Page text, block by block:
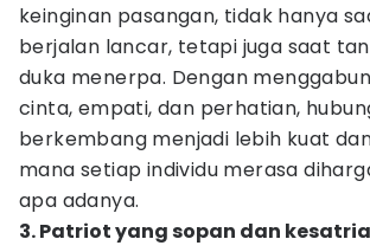
keinginan pasangan, tidak hanya
berjalan lancar, tetapi juga saat
duka menerpa. Dengan
cinta, empati, dan perhatian,
berkembang menjadi lebih kuat
mana setiap individu merasa
apa adanya.
3. Patriot yang sopan dan kesatria